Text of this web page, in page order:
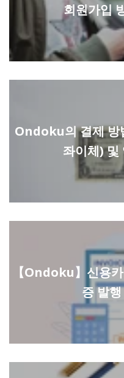
회원가입
Ondoku의 결제 방
좌이체) 및
【Ondoku】신용
증 발